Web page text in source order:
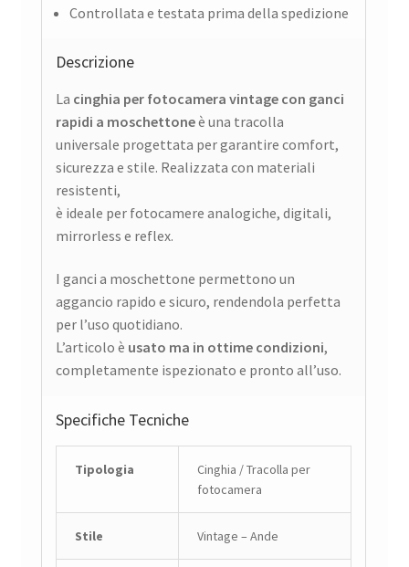
Controllata e testata prima della spedizione
Descrizione
La cinghia per fotocamera vintage con ganci
rapidi a moschettoneè una tracolla
universale progettata per garantire comfort,
sicurezza e stile. Realizzata con materiali
resistenti,
è ideale per fotocamere analogiche, digitali,
mirrorless e reflex.
I ganci a moschettone permettono un
aggancio rapido e sicuro, rendendola perfetta
per l’uso quotidiano.
L’articolo è usato ma in ottime condizioni,
completamente ispezionato e pronto all’uso.
Specifiche Tecniche
Tipologia
Cinghia / Tracolla per
fotocamera
Stile Vintage – Ande